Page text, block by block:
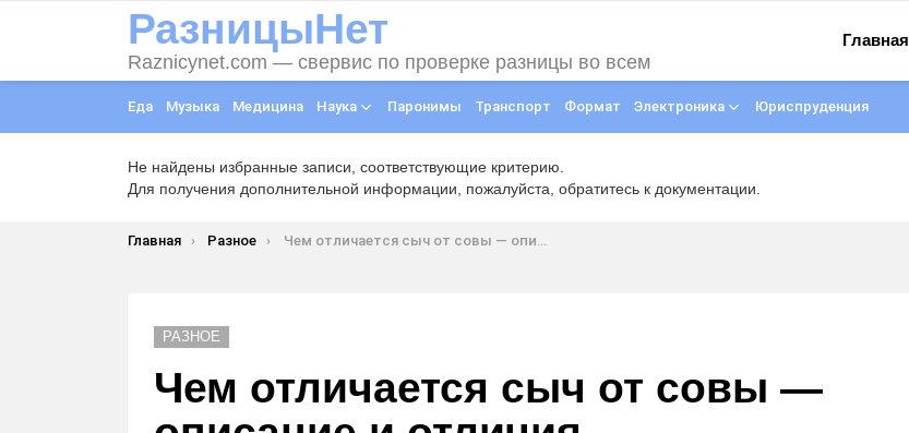
РазницыНет
Raznicynet.com — свервис по проверке разницы во всем
Главная
Еда Музыка Медицина Наука Паронимы Транспорт Формат Электроника Юриспруденция
Не найдены избранные записи, соответствующие критерию.
Для получения дополнительной информации, пожалуйста, обратитесь к документации.
Вы здесь:
Главная Разное Чем отличается сыч от совы — описание и отличия
РАЗНОЕ
Чем отличается сыч от совы —